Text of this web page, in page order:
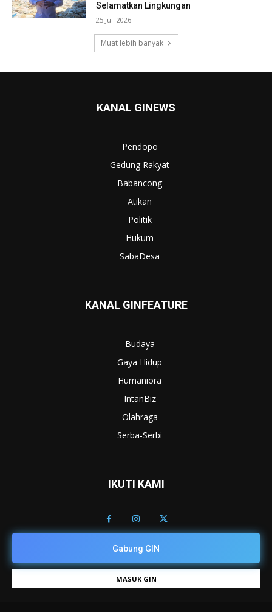
Selamatkan Lingkungan
25 Juli 2026
Muat lebih banyak
KANAL GINEWS
Pendopo
Gedung Rakyat
Babancong
Atikan
Politik
Hukum
SabaDesa
KANAL GINFEATURE
Budaya
Gaya Hidup
Humaniora
IntanBiz
Olahraga
Serba-Serbi
IKUTI KAMI
Gabung GIN
MASUK GIN